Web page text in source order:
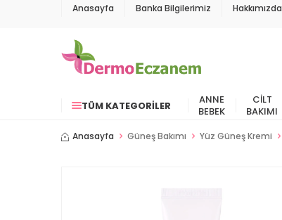
Anasayfa Banka Bilgilerimiz Hakkımızda
TÜM KATEGORILER
ANNE
BEBEK
CILT
BAKIMI
Anasayfa Güneş Bakımı Yüz Güneş Kremi